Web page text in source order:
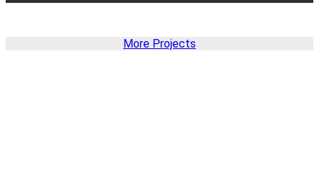
More Projects